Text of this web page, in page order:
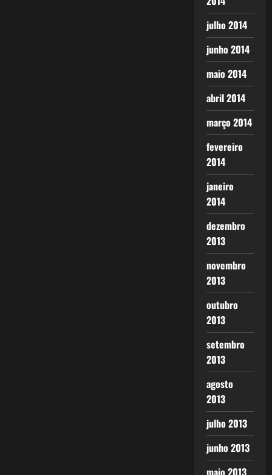
julho 2014
junho 2014
maio 2014
abril 2014
março 2014
fevereiro
2014
janeiro
2014
dezembro
2013
novembro
2013
outubro
2013
setembro
2013
agosto
2013
julho 2013
junho 2013
maio 2013